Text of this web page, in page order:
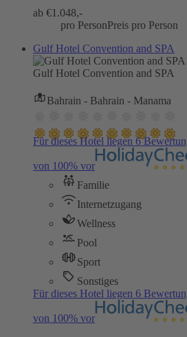
ab €1.048,-
pro PersonPreis pro Person
Gulf Hotel Convention and SPA
Gulf Hotel Convention and SPA
Bahrain - Bahrain - Manama
Für dieses Hotel liegen 6
von 100% vor
Familie
Internetzugang
Wellness
Pool
Sport
Sonstiges
Für dieses Hotel liegen 6
von 100% vor